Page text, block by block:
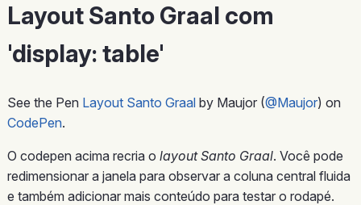
Layout Santo Graal com
'display: table'
See the Pen Layout Santo Graalby Maujor (@Maujor) on
CodePen.
O codepen acima recria o layout Santo Graal. Você pode
redimensionar a janela para observar a coluna central fluida
e também adicionar mais conteúdo para testar o rodapé.